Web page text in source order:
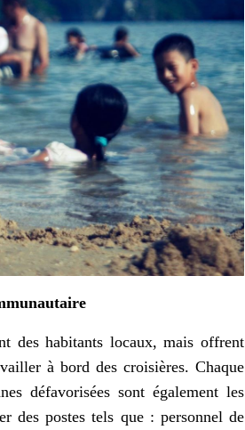
des habitants locaux, mais offrent
à bord des croisières. Chaque
défavorisées sont également les
des postes tels que : personnel de